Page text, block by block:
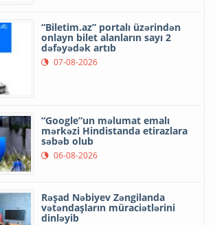
“Biletim.az” portalı üzərindən
onlayn bilet alanların sayı 2
dəfəyədək artıb
07-08-2026
“Google”un məlumat emalı
mərkəzi Hindistanda etirazlara
səbəb olub
06-08-2026
Rəşad Nəbiyev Zəngilanda
vətəndaşların müraciətlərini
dinləyib